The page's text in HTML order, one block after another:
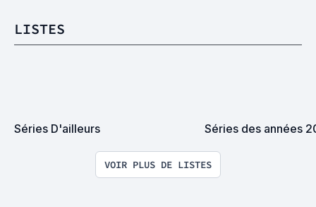
LISTES
Séries D'ailleurs Séries des années
VOIR PLUS DE LISTES